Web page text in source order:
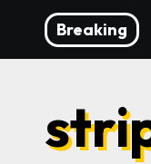
de
Breaking